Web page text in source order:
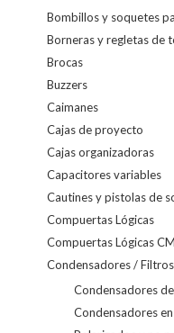
Bombillos y soquetes
Borneras y regletas de
Brocas
Buzzers
Caimanes
Cajas de proyecto
Cajas organizadoras
Capacitores variables
Cautines y pistolas de
Compuertas Lógicas
Compuertas Lógicas
Condensadores / Filtros
Condensadores
Condensadores